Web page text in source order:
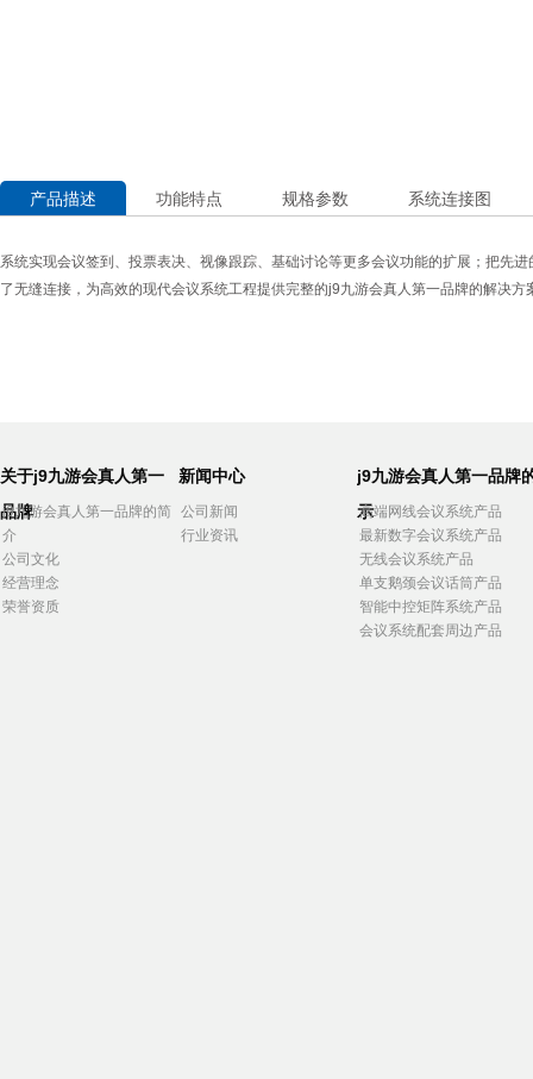
产品描述 功能特点 规格参数 系统连接图
系统实现会议签到、投票表决、视像跟踪、基础讨论等更多会议功能的扩展；把先
了无缝连接，为高效的现代会议系统工程提供完整的j9九游会真人第一品牌的解决方
关于j9九游会真人第一
品牌
j9九游会真人第一品牌的简
介
公司文化
经营理念
荣誉资质
新闻中心
公司新闻
行业资讯
j9九游会真人第一品牌
示
高端网线会议系统产品
最新数字会议系统产品
无线会议系统产品
单支鹅颈会议话筒产品
智能中控矩阵系统产品
会议系统配套周边产品